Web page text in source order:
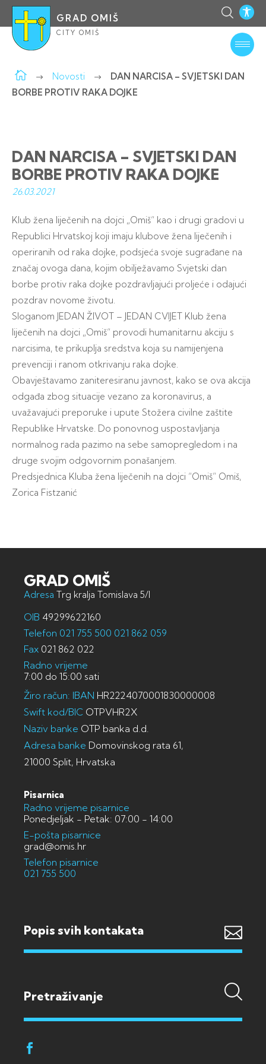
GRAD OMIŠ
CITY OMIŠ
Novosti
DAN NARCISA – SVJETSKI DAN
BORBE PROTIV RAKA DOJKE
DAN NARCISA – SVJETSKI DAN
BORBE PROTIV RAKA DOJKE
26.03.2021
Klub žena liječenih na dojci „Omiš“ kao i drugi gradovi u
Republici Hrvatskoj koji imaju klubove žena liječenih i
operiranih od raka dojke, podsjeća svoje sugrađane na
značaj ovoga dana, kojim obilježavamo Svjetski dan
borbe protiv raka dojke pozdravljajući proljeće i odajući
pozdrav novome životu.
Sloganom JEDAN ŽIVOT – JEDAN CVIJET Klub žena
liječenih na dojci „Omiš“ provodi humanitarnu akciju s
narcisima, te prikuplja sredstva koja su namijenjena
prevenciji i ranom otkrivanju raka dojke.
Obavještavamo zaniteresiranu javnost, kako se ova akcija
odgađa zbog situacije vezano za koronavirus, a
uvažavajući preporuke i upute Stožera civilne zaštite
Republike Hrvatske. Do ponovnog uspostavljanja
normalnog rada pazimo na sebe samopregledom i na
druge svojim odgovornim ponašanjem.
Predsjednica Kluba žena liječenih na dojci “Omiš” Omiš,
Zorica Fistzanić
GRAD OMIŠ
Adresa Trg kralja Tomislava 5/I
OIB 49299622160
Telefon 021 755 500 021 862 059
Fax 021 862 022
Radno vrijeme
7:00 do 15:00 sati
Žiro račun: IBAN HR2224070001830000008
Swift kod/BIC OTPVHR2X
Naziv banke OTP banka d.d.
Adresa banke Domovinskog rata 61,
21000 Split, Hrvatska
Pisarnica
Radno vrijeme pisarnice
Ponedjeljak - Petak: 07:00 - 14:00
E-pošta pisarnice
grad@omis.hr
Telefon pisarnice
021 755 500
Popis svih kontakata